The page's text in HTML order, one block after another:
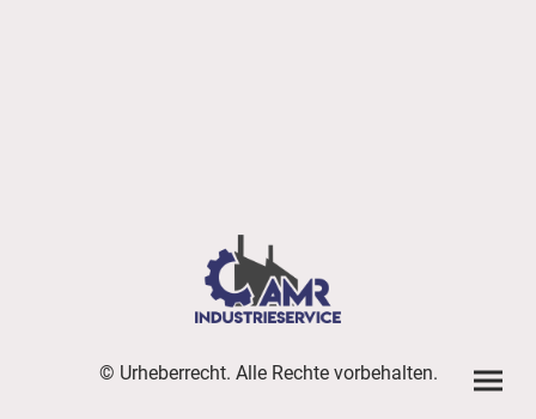
© Urheberrecht. Alle Rechte vorbehalten.